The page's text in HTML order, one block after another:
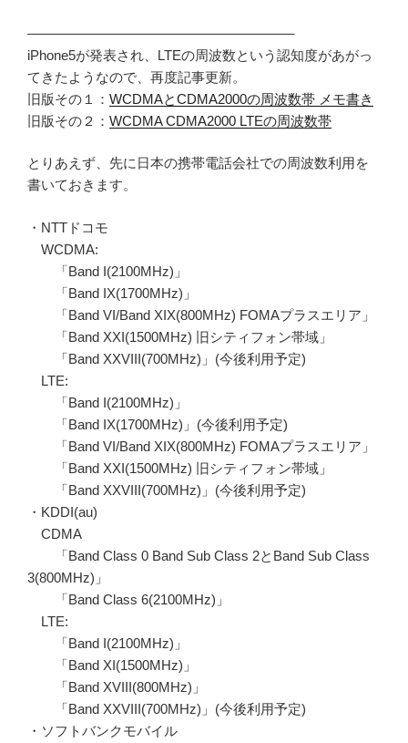
———————————————————–
iPhone5が発表され、LTEの周波数という認知度があがっ
てきたようなので、再度記事更新。
旧版その１： WCDMAとCDMA2000の周波数帯 メモ書き
旧版その２： WCDMA CDMA2000 LTEの周波数帯
とりあえず、先に日本の携帯電話会社での周波数利用を
書いておきます。
・NTTドコモ
WCDMA:
「Band I(2100MHz)」
「Band IX(1700MHz)」
「Band VI/Band XIX(800MHz) FOMAプラスエリア」
「Band XXI(1500MHz) 旧シティフォン帯域」
「Band XXVIII(700MHz)」(今後利用予定)
LTE:
「Band I(2100MHz)」
「Band IX(1700MHz)」(今後利用予定)
「Band VI/Band XIX(800MHz) FOMAプラスエリア」
「Band XXI(1500MHz) 旧シティフォン帯域」
「Band XXVIII(700MHz)」(今後利用予定)
・KDDI(au)
CDMA
「Band Class 0 Band Sub Class 2とBand Sub Class
3(800MHz)」
「Band Class 6(2100MHz)」
LTE:
「Band I(2100MHz)」
「Band XI(1500MHz)」
「Band XVIII(800MHz)」
「Band XXVIII(700MHz)」(今後利用予定)
・ソフトバンクモバイル